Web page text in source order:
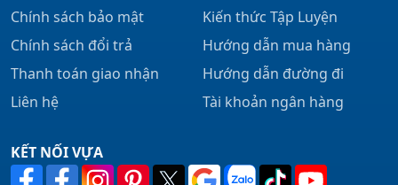
Chính sách bảo mật
Chính sách đổi trả
Thanh toán giao nhận
Liên hệ
Kiến thức Tập Luyện
Hướng dẫn mua hàng
Hướng dẫn đường đi
Tài khoản ngân hàng
KẾT NỐI VỰA